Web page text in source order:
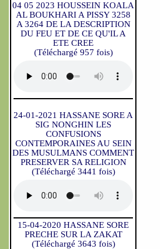
04 05 2023 HOUSSEIN KOALA
AL BOUKHARI A PISSY 3258
A 3264 DE LA DESCRIPTION
DU FEU ET DE CE QU'IL A
ETE CREE
(Téléchargé 957 fois)
24-01-2021 HASSANE SORE A
SIG NONGHIN LES
CONFUSIONS
CONTEMPORAINES AU SEIN
DES MUSULMANS COMMENT
PRESERVER SA RELIGION
(Téléchargé 3441 fois)
15-04-2020 HASSANE SORE
PRECHE SUR LA ZAKAT
(Téléchargé 3643 fois)